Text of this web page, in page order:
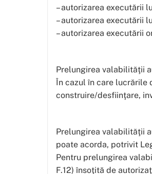
– autorizarea executării
– autorizarea executării
– autorizarea executării
Prelungirea valabilităţii
În cazul în care lucrările
construire/desfiinţare,
Prelungirea valabilităţii
poate acorda, potrivit
Pentru prelungirea
F.12) însoţită de